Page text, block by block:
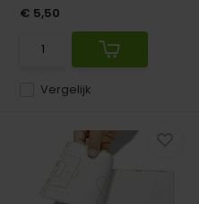
Vergelijk
€ 5,50